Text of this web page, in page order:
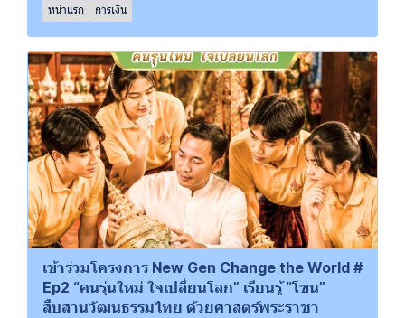
หน้าแรก การเงิน
เข้าร่วมโครงการ New Gen Change the World #
Ep2 “คนรุ่นใหม่ ใจเปลี่ยนโลก” เรียนรู้ “โขน”
สืบสานวัฒนธรรมไทย ด้วยศาสตร์พระราชา